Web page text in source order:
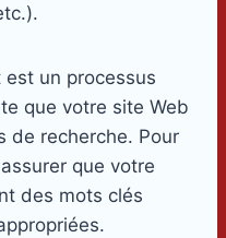
un processus
que votre site Web
de recherche. Pour
que votre
des mots clés